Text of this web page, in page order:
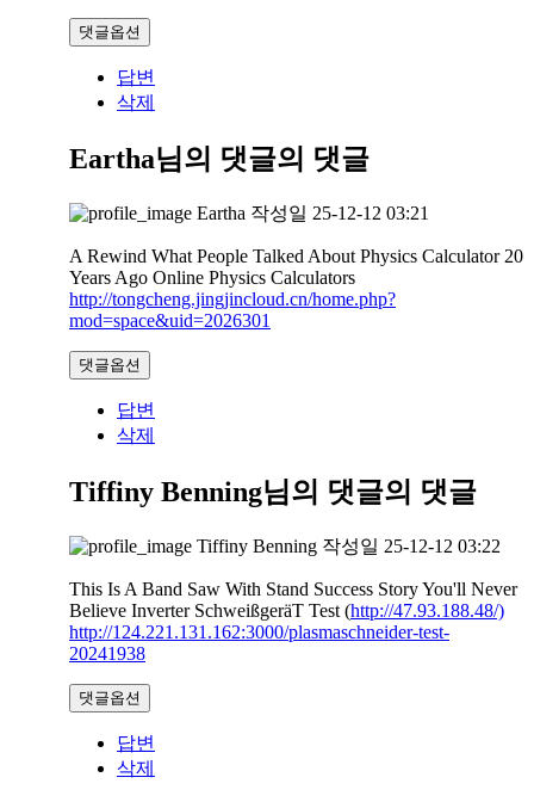
댓글옵션
답변
삭제
Eartha님의 댓글의 댓글
Eartha 작성일 25-12-12 03:21
A Rewind What People Talked About Physics Calculator 20
Years Ago Online Physics Calculators
http://tongcheng.jingjincloud.cn/home.php?
mod=space&uid=2026301
댓글옵션
답변
삭제
Tiffiny Benning님의 댓글의 댓글
Tiffiny Benning 작성일 25-12-12 03:22
This Is A Band Saw With Stand Success Story You'll Never
Believe Inverter SchweißgeräT Test (http://47.93.188.48/)
http://124.221.131.162:3000/plasmaschneider-test-
20241938
댓글옵션
답변
삭제